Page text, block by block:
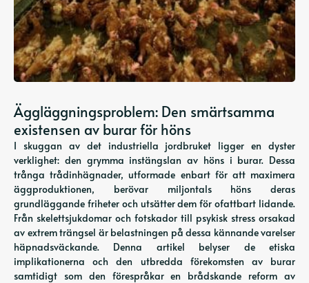
Äggläggningsproblem: Den smärtsamma
existensen av burar för höns
I skuggan av det industriella jordbruket ligger en dyster
verklighet: den grymma instängslan av höns i burar. Dessa
trånga trådinhägnader, utformade enbart för att maximera
äggproduktionen, berövar miljontals höns deras
grundläggande friheter och utsätter dem för ofattbart lidande.
Från skelettsjukdomar och fotskador till psykisk stress orsakad
av extrem trängsel är belastningen på dessa kännande varelser
häpnadsväckande. Denna artikel belyser de etiska
implikationerna och den utbredda förekomsten av burar
samtidigt som den förespråkar en brådskande reform av